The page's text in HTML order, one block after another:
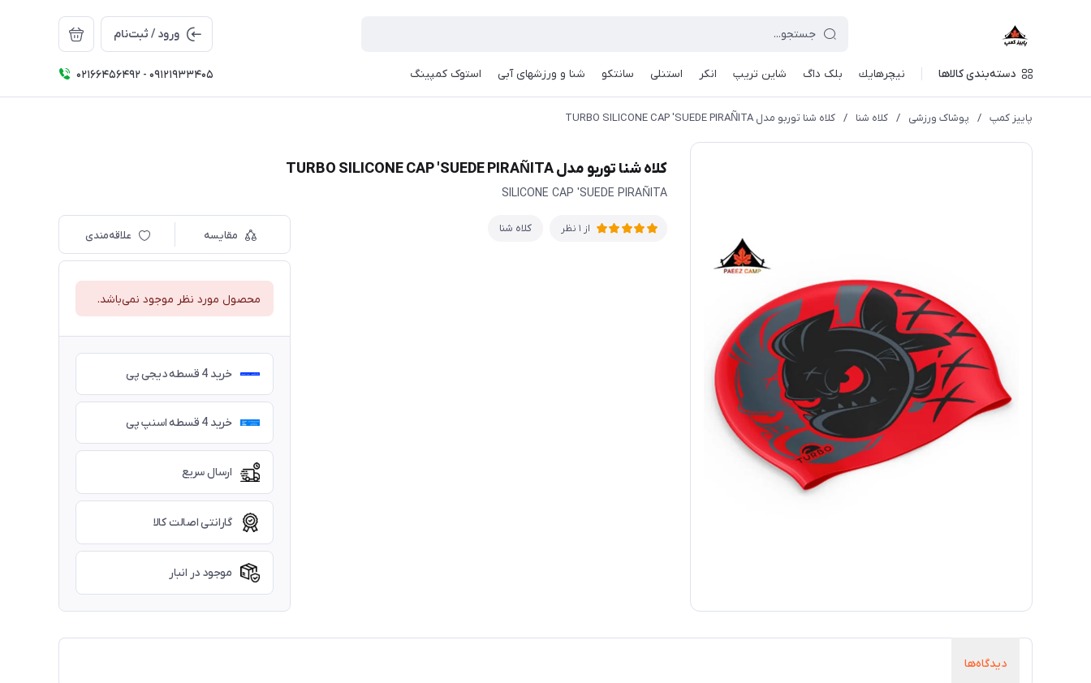
ورود / ثبت‌نام
دسته‌بندی کالاها نيچرهايك بلک داگ شاین تریپ انکر استنلی سانتکو شنا و ورزشهای آبی استوک کمپینگ 02166456492 - 09121933405
پاییز کمپ / پوشاک ورزشی / کلاه شنا / کلاه شنا توربو مدل TURBO SILICONE CAP 'SUEDE PIRAÑITA
کلاه شنا توربو مدل TURBO SILICONE CAP 'SUEDE PIRAÑITA
SILICONE CAP 'SUEDE PIRAÑITA
از 1 نظر کلاه شنا
مقایسه علاقه‌مندی
محصول مورد نظر موجود نمی‌باشد.
خرید 4 قسطه دیجی پی
خرید 4 قسطه اسنپ پی
ارسال سریع
گارانتی اصالت کالا
موجود در انبار
دیدگاه‌ها